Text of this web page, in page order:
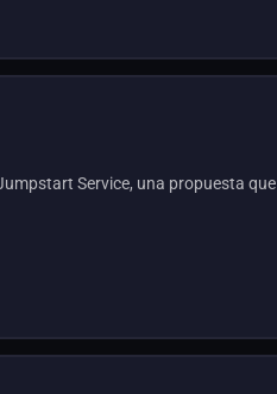
Service, una propuesta que